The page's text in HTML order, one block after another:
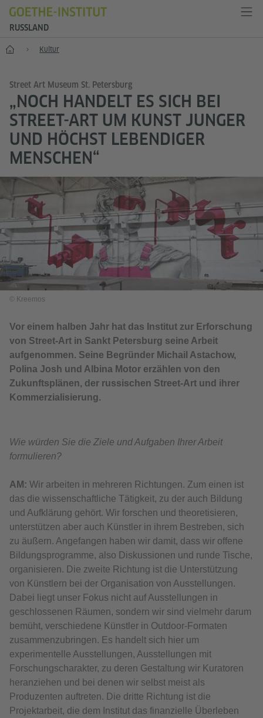
RUSSLAND
Start Kultur
Street Art Museum St. Petersburg
„NOCH HANDELT ES SICH BEI
STREET-ART UM KUNST JUNGER
UND HÖCHST LEBENDIGER
MENSCHEN“
© Kreemos
Vor einem halben Jahr hat das Institut zur Erforschung
von Street-Art in Sankt Petersburg seine Arbeit
aufgenommen. Seine Begründer Michail Astachow,
Polina Josh und Albina Motor erzählen von den
Zukunftsplänen, der russischen Street-Art und ihrer
Kommerzialisierung.
Wie würden Sie die Ziele und Aufgaben Ihrer Arbeit
formulieren?
АМ: Wir arbeiten in mehreren Richtungen. Zum einen ist
das die wissenschaftliche Tätigkeit, zu der auch Bildung
und Aufklärung gehört. Wir forschen und theoretisieren,
unterstützen aber auch Künstler in ihrem Bestreben, sich
zu äußern. Angefangen haben wir damit, dass wir offene
Bildungsprogramme, also Diskussionen und runde Tische,
organisieren. Die zweite Richtung ist die Unterstützung
von Künstlern bei der Organisation von Ausstellungen.
Dabei liegt unser Fokus nicht auf Ausstellungen in
geschlossenen Räumen, sondern wir sind vielmehr darum
bemüht, verschiedene Künstler in Outdoor-Formaten
zusammenzubringen. Es handelt sich hier um
experimentelle Ausstellungen, Ausstellungen mit
Forschungscharakter, zu deren Gestaltung wir Kuratoren
heranziehen und bei denen wir selbst meist als
Produzenten auftreten. Die dritte Richtung ist die
Projektarbeit, die dem Institut das finanzielle Überleben